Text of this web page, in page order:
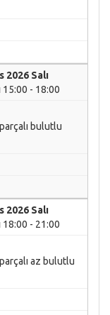
2026 Salı
15:00 - 18:00
parçalı bulutlu
2026 Salı
18:00 - 21:00
parçalı az bulutlu